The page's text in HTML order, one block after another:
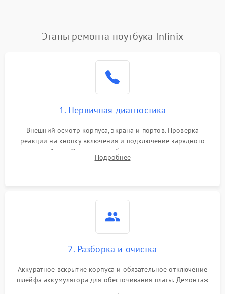
Этапы ремонта ноутбука Infinix
1. Первичная диагностика
Внешний осмотр корпуса, экрана и портов. Проверка
реакции на кнопку включения и подключение зарядного
устройства. Оценка потребления тока с помощью
лабораторного блока питания для локализации проблемы.
Подробнее
2. Разборка и очистка
Аккуратное вскрытие корпуса и обязательное отключение
шлейфа аккумулятора для обесточивания платы. Демонтаж